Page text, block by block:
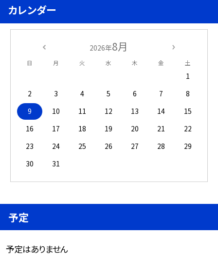
カレンダー
2026年8月
日 月 火 水 木 金 土
1
2
3 4 5 6 7
8
9
10 11 12 13 14
15
16
17 18 19 20 21
22
23
24 25 26 27 28
29
30
31
予定
予定はありません